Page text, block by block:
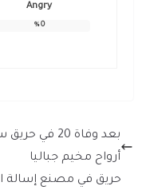
Angry
0
%
بعد وفاة
أرواح مخيم جباليا
حريق في مصنع إسالة